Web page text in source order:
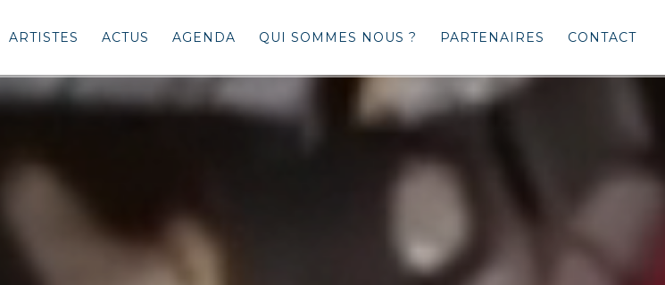
ARTISTES ACTUS AGENDA QUI SOMMES NOUS ? PARTENAIRES CONTACT